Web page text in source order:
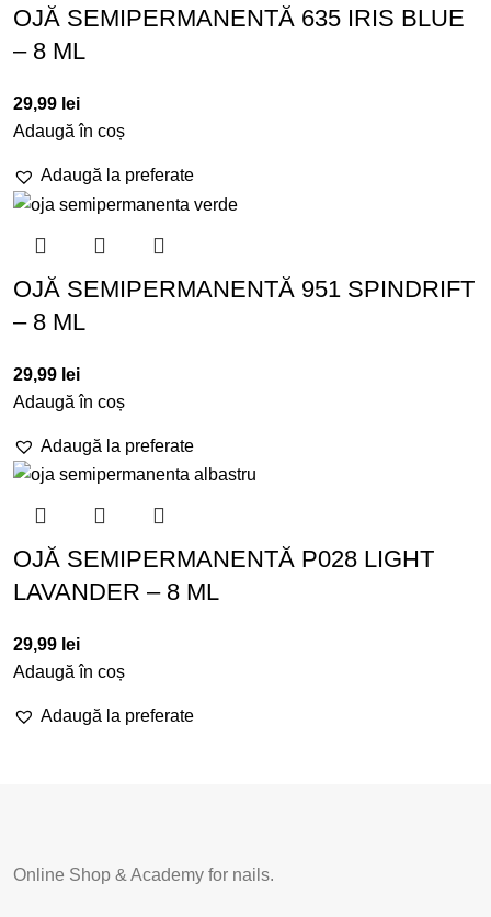
OJĂ SEMIPERMANENTĂ 635 IRIS BLUE
– 8 ML
29,99 lei
Adaugă în coș
Adaugă la preferate
OJĂ SEMIPERMANENTĂ 951 SPINDRIFT
– 8 ML
29,99 lei
Adaugă în coș
Adaugă la preferate
OJĂ SEMIPERMANENTĂ P028 LIGHT
LAVANDER – 8 ML
29,99 lei
Adaugă în coș
Adaugă la preferate
Online Shop & Academy for nails.